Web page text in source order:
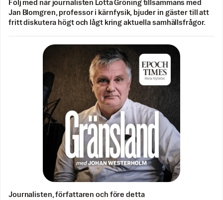
Följ med när journalisten Lotta Gröning tillsammans med
Jan Blomgren, professor i kärnfysik, bjuder in gäster till att
fritt diskutera högt och lågt kring aktuella samhällsfrågor.
Journalisten, författaren och före detta